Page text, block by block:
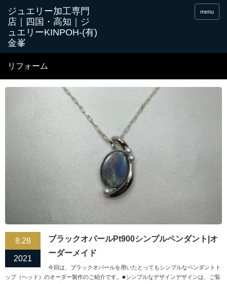
menu
リフォーム
8.28
2021
ブラックオパールPt900シンプルペンダント|オ
ーダーメイド
今回は、ブラックオパールを用いたとってもシンプルなペンダントト
ップ（ヘッド）のオーダー製作のご紹介です。■シンプルなデザインデザインは、ご覧